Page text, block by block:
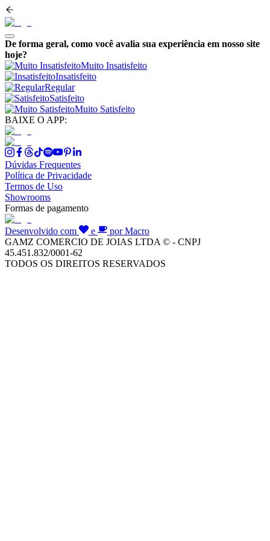
De forma geral, como você avalia sua experiência em nosso site
hoje?
Muito Insatisfeito
Insatisfeito
Regular
Satisfeito
Muito Satisfeito
BAIXE O APP:
Dúvidas Frequentes
Política de Privacidade
Termos de Uso
Showrooms
Formas de pagamento
Desenvolvido com e
por Macro
GAMZ COMERCIO DE JOIAS LTDA © - CNPJ
45.451.832/0001-62
TODOS OS DIREITOS RESERVADOS